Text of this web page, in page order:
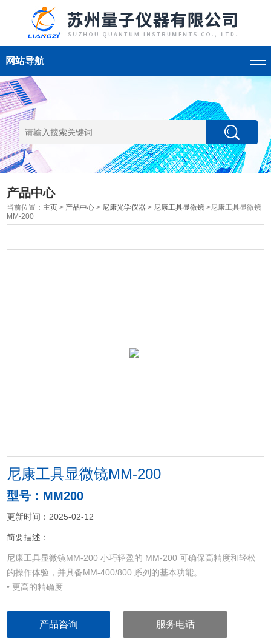
网站导航
产品中心
当前位置： 主页 > 产品中心 > 尼康光学仪器 > 尼康工具显微镜 >尼康工具显微镜
MM-200
尼康工具显微镜MM-200
型号：MM200
更新时间：2025-02-12
简要描述：
尼康工具显微镜MM-200 小巧轻盈的 MM-200 可确保高精度和轻松
的操作体验，并具备MM-400/800 系列的基本功能。
• 更高的精确度
• 非接触式Z轴高度测量
产品咨询 服务电话